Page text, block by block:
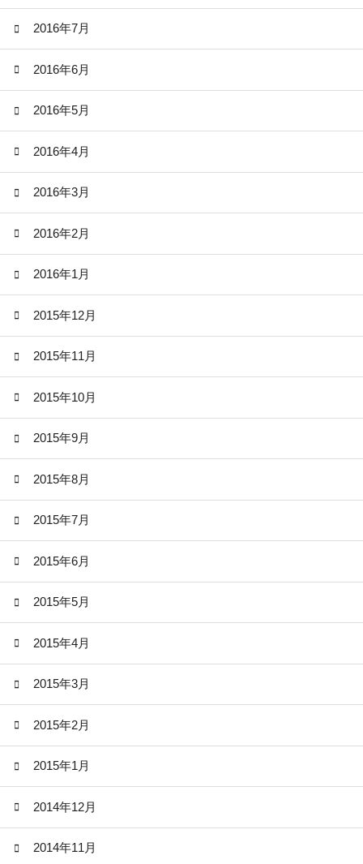
2016年7月
2016年6月
2016年5月
2016年4月
2016年3月
2016年2月
2016年1月
2015年12月
2015年11月
2015年10月
2015年9月
2015年8月
2015年7月
2015年6月
2015年5月
2015年4月
2015年3月
2015年2月
2015年1月
2014年12月
2014年11月